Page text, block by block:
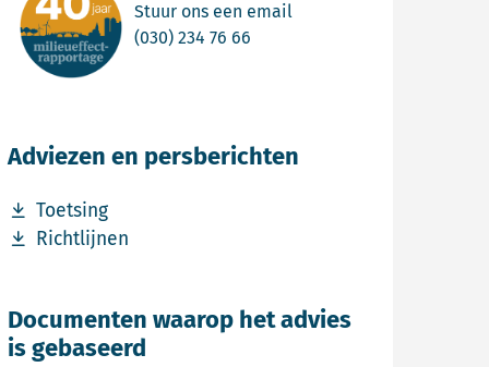
Stuur ons een email
(030) 234 76 66
Adviezen en persberichten
Toetsing
Download bestand Toetsing
Richtlijnen
Download bestand Richtlijnen
Documenten waarop het advies
is gebaseerd